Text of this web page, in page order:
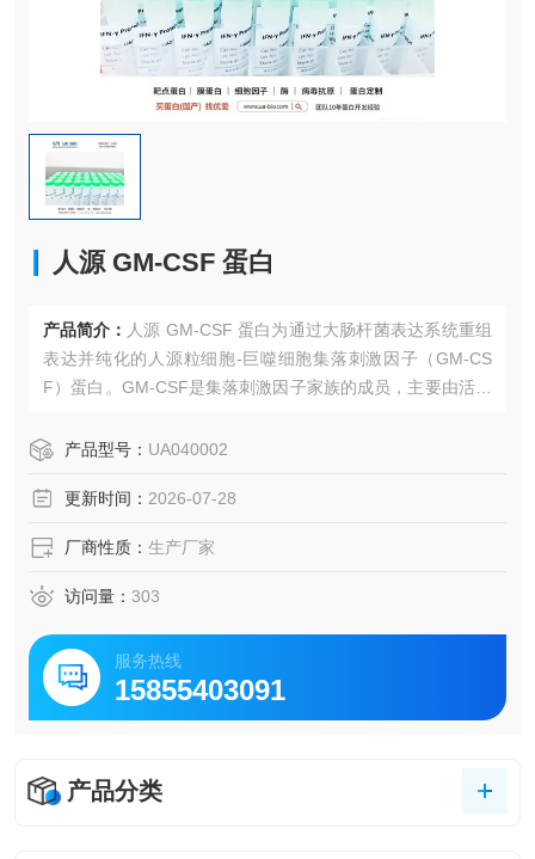
人源 GM-CSF 蛋白
产品简介： 人源 GM-CSF 蛋白为通过大肠杆菌表达系统重组
表达并纯化的人源粒细胞-巨噬细胞集落刺激因子（GM-CS
F）蛋白。GM-CSF是集落刺激因子家族的成员，主要由活化
产品型号： UA040002
更新时间： 2026-07-28
厂商性质： 生产厂家
访问量： 303
服务热线
15855403091
产品分类